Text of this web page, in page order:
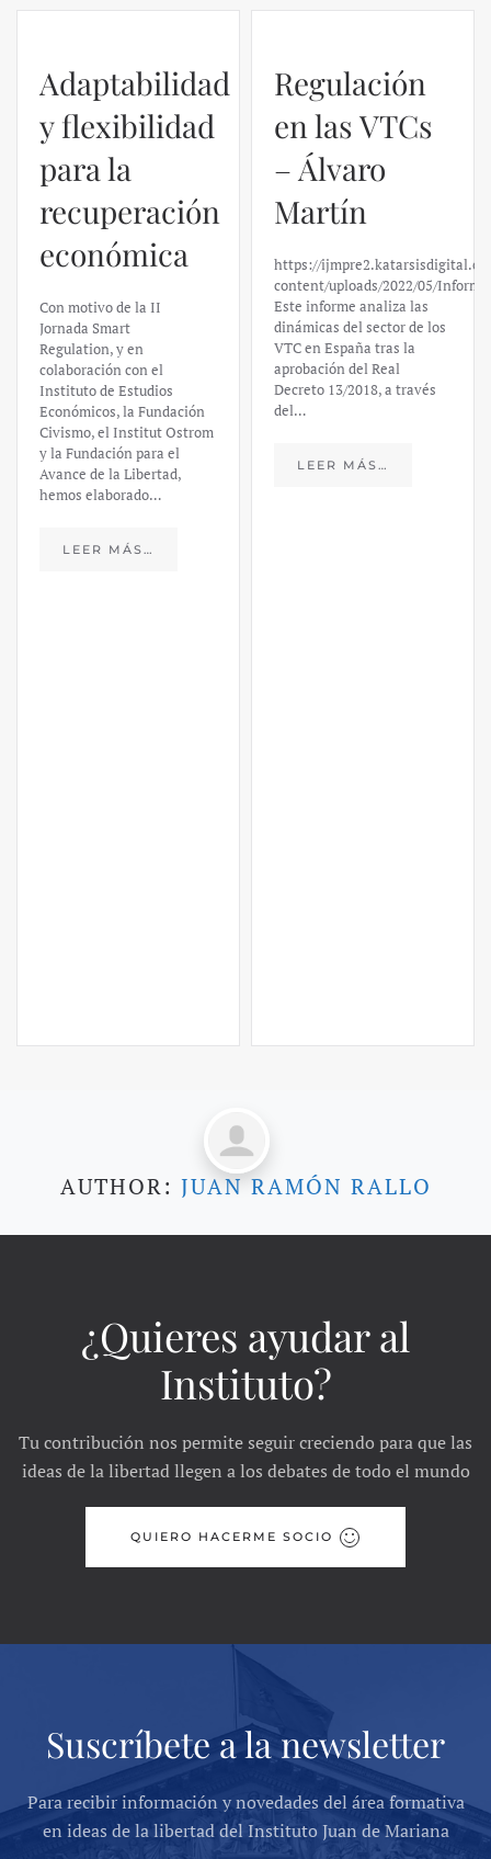
Adaptabilidad
y flexibilidad
para la
recuperación
económica
Con motivo de la II
Jornada Smart
Regulation, y en
colaboración con el
Instituto de Estudios
Económicos, la Fundación
Civismo, el Institut Ostrom
y la Fundación para el
Avance de la Libertad,
hemos elaborado…
LEER MÁS…
Regulación
en las VTCs
– Álvaro
Martín
https://
content/uploads/2022/05/
Este informe analiza las
dinámicas del sector de los
VTC en España tras la
aprobación del Real
Decreto 13/2018, a través
del…
LEER MÁS…
AUTHOR: JUAN RAMÓN RALLO
¿Quieres ayudar al
Instituto?
Tu contribución nos permite seguir creciendo para que las
ideas de la libertad llegen a los debates de todo el mundo
QUIERO HACERME SOCIO
Suscríbete a la newsletter
Para recibir información y novedades del área formativa
en ideas de la libertad del Instituto Juan de Mariana